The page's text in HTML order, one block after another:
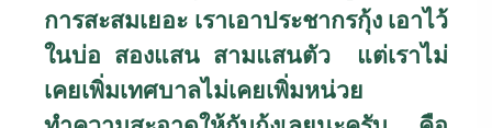
การสะสมเยอะ เราเอาประชากรกุ้ง เอาไว้
ในบ่อ สองแสน สามแสนตัว แต่เราไม่
เคยเพิ่มเทศบาลไม่เคยเพิ่มหน่วย